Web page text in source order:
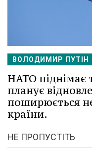
ВОЛОДИМИР ПУТІН
НАТО піднімає
планує
поширюється
країни.
НЕ ПРОПУСТІТЬ